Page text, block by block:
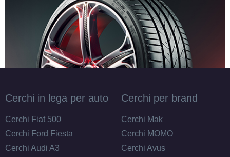
Cerchi in lega per auto
Cerchi Fiat 500
Cerchi Ford Fiesta
Cerchi Audi A3
Cerchi per brand
Cerchi Mak
Cerchi MOMO
Cerchi Avus